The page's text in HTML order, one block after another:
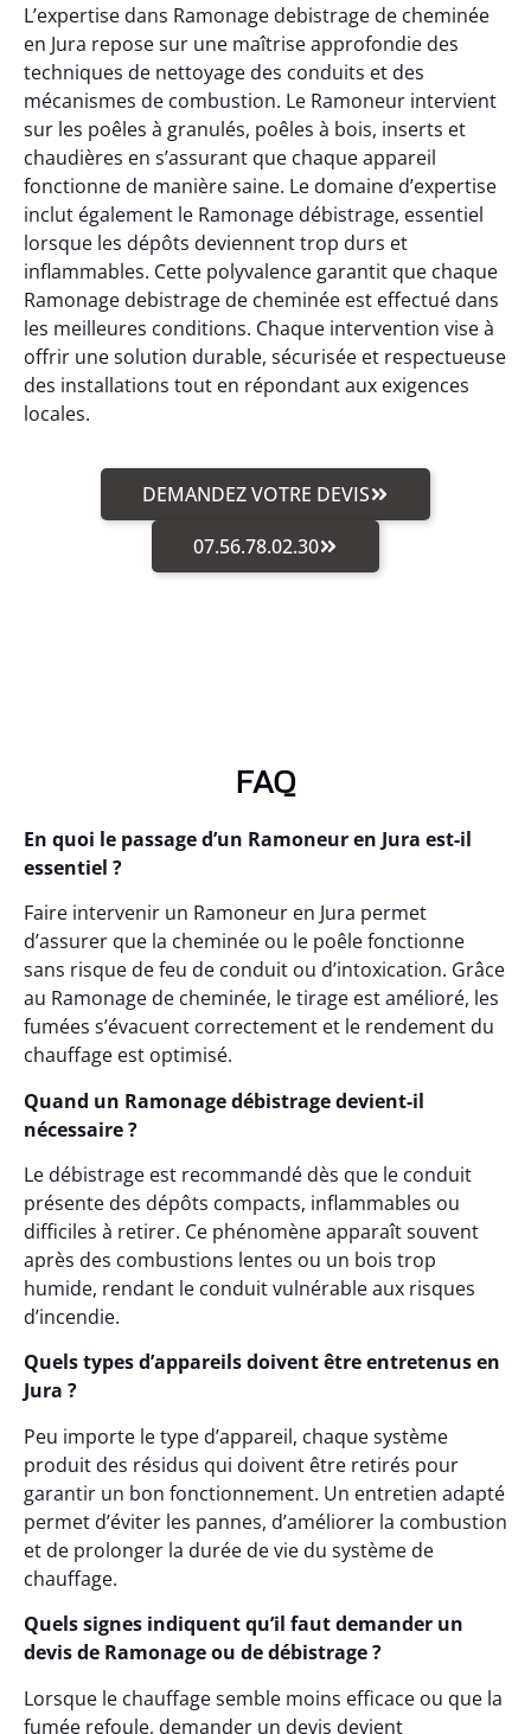
L’expertise dans Ramonage debistrage de cheminée
en Jura repose sur une maîtrise approfondie des
techniques de nettoyage des conduits et des
mécanismes de combustion. Le Ramoneur intervient
sur les poêles à granulés, poêles à bois, inserts et
chaudières en s’assurant que chaque appareil
fonctionne de manière saine. Le domaine d’expertise
inclut également le Ramonage débistrage, essentiel
lorsque les dépôts deviennent trop durs et
inflammables. Cette polyvalence garantit que chaque
Ramonage debistrage de cheminée est effectué dans
les meilleures conditions. Chaque intervention vise à
offrir une solution durable, sécurisée et respectueuse
des installations tout en répondant aux exigences
locales.
DEMANDEZ VOTRE DEVIS
07.56.78.02.30
FAQ
En quoi le passage d’un Ramoneur en Jura est-il
essentiel ?
Faire intervenir un Ramoneur en Jura permet
d’assurer que la cheminée ou le poêle fonctionne
sans risque de feu de conduit ou d’intoxication. Grâce
au Ramonage de cheminée, le tirage est amélioré, les
fumées s’évacuent correctement et le rendement du
chauffage est optimisé.
Quand un Ramonage débistrage devient-il
nécessaire ?
Le débistrage est recommandé dès que le conduit
présente des dépôts compacts, inflammables ou
difficiles à retirer. Ce phénomène apparaît souvent
après des combustions lentes ou un bois trop
humide, rendant le conduit vulnérable aux risques
d’incendie.
Quels types d’appareils doivent être entretenus en
Jura ?
Peu importe le type d’appareil, chaque système
produit des résidus qui doivent être retirés pour
garantir un bon fonctionnement. Un entretien adapté
permet d’éviter les pannes, d’améliorer la combustion
et de prolonger la durée de vie du système de
chauffage.
Quels signes indiquent qu’il faut demander un
devis de Ramonage ou de débistrage ?
Lorsque le chauffage semble moins efficace ou que la
fumée refoule, demander un devis devient